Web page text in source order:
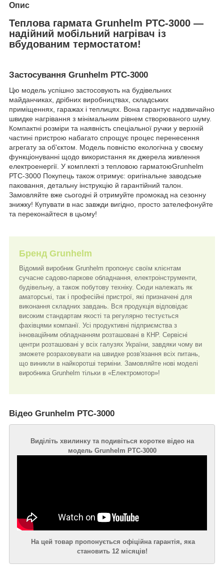
Опис
Теплова гармата Grunhelm РТС-3000 —
надійний мобільний нагрівач із
вбудованим термостатом!
Застосування Grunhelm РТС-3000
Цю модель успішно застосовують на будівельних
майданчиках, дрібних виробництвах, складських
приміщеннях, гаражах і теплицях. Вона гарантує надзвичайно
швидке нагрівання з мінімальним рівнем створюваного шуму.
Компактні розміри та наявність спеціальної ручки у верхній
частині пристрою набагато спрощує процес перенесення
агрегату за об'єктом. Модель повністю екологічна у своєму
функціонуванні щодо використання як джерела живлення
електроенергії. У комплекті з тепловою гарматоюGrunhelm
РТС-3000 Покупець також отримує: оригінальне заводське
паковання, детальну інструкцію й гарантійний талон.
Замовляйте вже сьогодні й отримуйте промокад на сезонну
знижку! Купувати в нас завжди вигідно, просто зателефонуйте
та переконайтеся в цьому!
Бренд Grunhelm
Відомий виробник Grunhelm пропонує своїм клієнтам
сучасне садово-паркове обладнання, електроінструменти,
будівельну, а також побутову техніку. Сюди належать як
аматорські, так і професійні пристрої, які призначені для
виконання складних завдань. Вся продукція відповідає
високим стандартам якості та регулярно тестується
фахівцями компанії. Усі продуктивні підприємства з
інноваційним обладнанням розташовані в КНР. Сервісні
центри розташовані у всіх галузях України, завдяки чому ви
зможете розраховувати на швидке розв'язання всіх питань,
що виникли в найкоротші терміни. Замовляйте нові моделі
виробника Grunhelm тільки в «Електромотор»!
Відео Grunhelm РТС-3000
Виділіть хвилинку та подивіться коротке відео на
модель Grunhelm РТС-3000
На цей товар пропонується офіційна гарантія, яка
становить 12 місяців!